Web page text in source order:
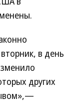
в день
других